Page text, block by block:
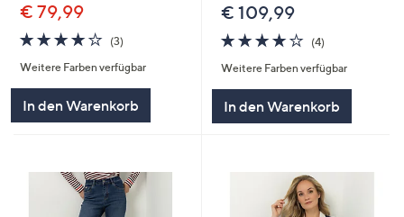
€ 79,99
4.0
von
5
(3)3
Weitere Farben verfügbar
In den Warenkorb
€ 109,99
4.0
von
5
(4)4
Weitere Farben verfügbar
In den Warenkorb